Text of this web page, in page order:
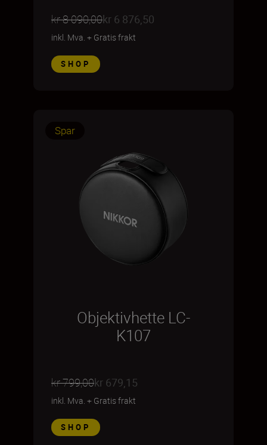
kr 8 090,00kr 6 876,50
inkl. Mva. + Gratis frakt
SHOP
Spar
Objektivhette LC-
K107
kr 799,00kr 679,15
inkl. Mva. + Gratis frakt
SHOP